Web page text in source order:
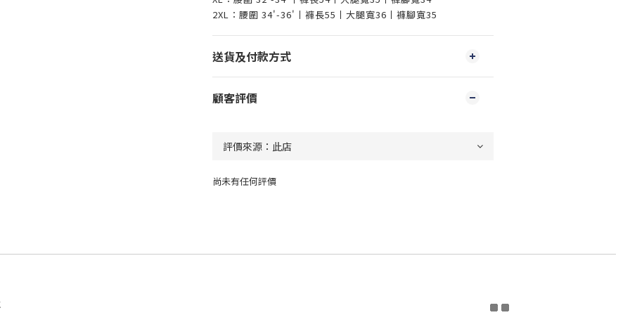
2XL：腰圍 34'-36'丨褲長55丨大腿寬36丨褲腳寬35
送貨及付款方式
顧客評價
尚未有任何評價